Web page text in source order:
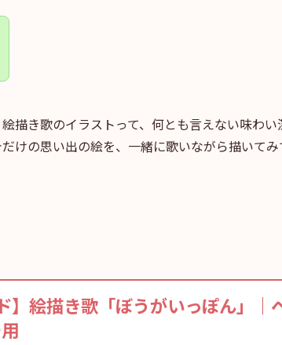
描き歌のイラストって、何とも言えない味わい
けの思い出の絵を、一緒に歌いながら描いて
】絵描き歌「ぼうがいっぽん」｜